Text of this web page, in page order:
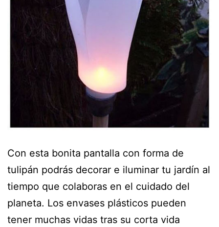
Con esta bonita pantalla con forma de
tulipán podrás decorar e iluminar tu jardín al
tiempo que colaboras en el cuidado del
planeta. Los envases plásticos pueden
tener muchas vidas tras su corta vida